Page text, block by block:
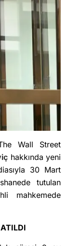
Wall Street
hakkında yeni
30 Mart
tutulan
mahkemede